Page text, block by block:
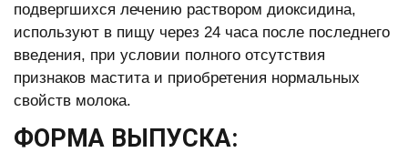
подвергшихся лечению раствором диоксидина,
используют в пищу через 24 часа после последнего
введения, при условии полного отсутствия
признаков мастита и приобретения нормальных
свойств молока.
ФОРМА ВЫПУСКА: